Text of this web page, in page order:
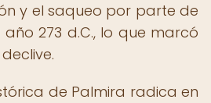
y el saqueo por parte de
273 d.C., lo que marcó
de Palmira radica en